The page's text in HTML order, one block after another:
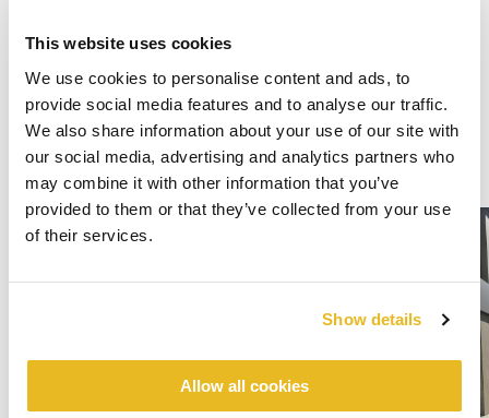
This website uses cookies
We use cookies to personalise content and ads, to
provide social media features and to analyse our traffic.
We also share information about your use of our site with
our social media, advertising and analytics partners who
may combine it with other information that you’ve
provided to them or that they’ve collected from your use
of their services.
Show details
Allow all cookies